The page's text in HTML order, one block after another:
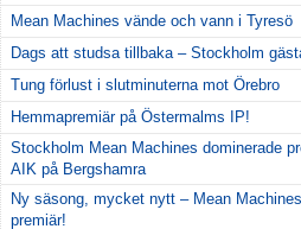
Mean Machines vände och vann i Tyresö
Dags att studsa tillbaka – Stockholm
Tung förlust i slutminuterna mot Örebro
Hemmapremiär på Östermalms IP!
Stockholm Mean Machines dominerade
AIK på Bergshamra
Ny säsong, mycket nytt – Mean
premiär!